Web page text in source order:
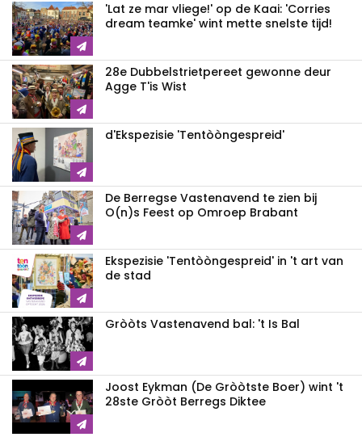
'Lat ze mar vliege!' op de Kaai: 'Corries
dream teamke' wint mette snelste tijd!
28e Dubbelstrietpereet gewonne deur
Agge T'is Wist
d'Ekspezisie 'Tentòòngespreid'
De Berregse Vastenavend te zien bij
O(n)s Feest op Omroep Brabant
Ekspezisie 'Tentòòngespreid' in 't art van
de stad
Gròòts Vastenavend bal: 't Is Bal
Joost Eykman (De Gròòtste Boer) wint 't
28ste Gròòt Berregs Diktee